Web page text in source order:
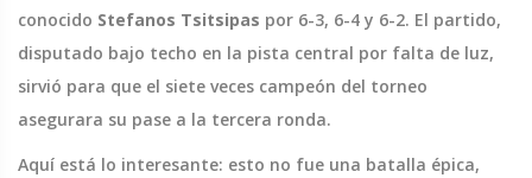
conocido Stefanos Tsitsipas por 6-3, 6-4 y 6-2. El partido,
disputado bajo techo en la pista central por falta de luz,
sirvió para que el siete veces campeón del torneo
asegurara su pase a la tercera ronda.
Aquí está lo interesante: esto no fue una batalla épica,